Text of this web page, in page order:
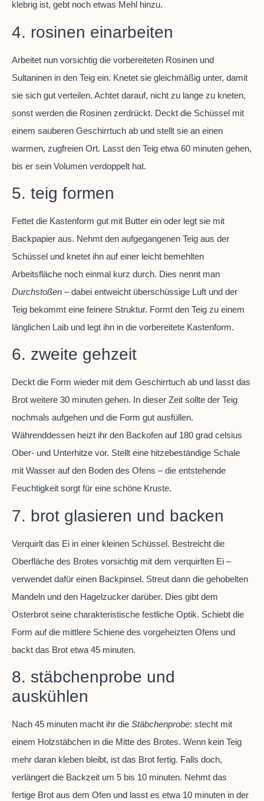
klebrig ist, gebt noch etwas Mehl hinzu.
4. rosinen einarbeiten
Arbeitet nun vorsichtig die vorbereiteten Rosinen und
Sultaninen in den Teig ein. Knetet sie gleichmäßig unter, damit
sie sich gut verteilen. Achtet darauf, nicht zu lange zu kneten,
sonst werden die Rosinen zerdrückt. Deckt die Schüssel mit
einem sauberen Geschirrtuch ab und stellt sie an einen
warmen, zugfreien Ort. Lasst den Teig etwa 60 minuten gehen,
bis er sein Volumen verdoppelt hat.
5. teig formen
Fettet die Kastenform gut mit Butter ein oder legt sie mit
Backpapier aus. Nehmt den aufgegangenen Teig aus der
Schüssel und knetet ihn auf einer leicht bemehlten
Arbeitsfläche noch einmal kurz durch. Dies nennt man
Durchstoßen – dabei entweicht überschüssige Luft und der
Teig bekommt eine feinere Struktur. Formt den Teig zu einem
länglichen Laib und legt ihn in die vorbereitete Kastenform.
6. zweite gehzeit
Deckt die Form wieder mit dem Geschirrtuch ab und lasst das
Brot weitere 30 minuten gehen. In dieser Zeit sollte der Teig
nochmals aufgehen und die Form gut ausfüllen.
Währenddessen heizt ihr den Backofen auf 180 grad celsius
Ober- und Unterhitze vor. Stellt eine hitzebeständige Schale
mit Wasser auf den Boden des Ofens – die entstehende
Feuchtigkeit sorgt für eine schöne Kruste.
7. brot glasieren und backen
Verquirlt das Ei in einer kleinen Schüssel. Bestreicht die
Oberfläche des Brotes vorsichtig mit dem verquirlten Ei –
verwendet dafür einen Backpinsel. Streut dann die gehobelten
Mandeln und den Hagelzucker darüber. Dies gibt dem
Osterbrot seine charakteristische festliche Optik. Schiebt die
Form auf die mittlere Schiene des vorgeheizten Ofens und
backt das Brot etwa 45 minuten.
8. stäbchenprobe und
auskühlen
Nach 45 minuten macht ihr die Stäbchenprobe: stecht mit
einem Holzstäbchen in die Mitte des Brotes. Wenn kein Teig
mehr daran kleben bleibt, ist das Brot fertig. Falls doch,
verlängert die Backzeit um 5 bis 10 minuten. Nehmt das
fertige Brot aus dem Ofen und lasst es etwa 10 minuten in der